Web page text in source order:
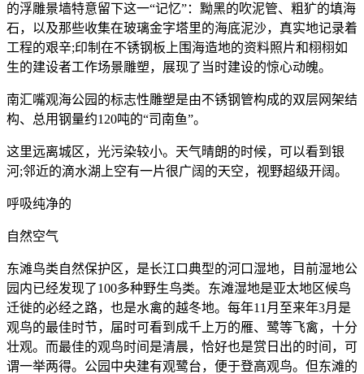
的浮雕景墙特意留下这一“记忆”：黝黑的吹泥管、粗犷的填海
石，以及那些收集在玻璃金字塔里的海底泥沙，真实地记录着
工程的艰辛;印制在不锈钢板上围海造地的资料照片和栩栩如
生的建设者工作场景雕塑，展现了当时建设的惊心动魄。
南汇嘴观海公园的标志性雕塑是由不锈钢管构成的双层网架结
构、总用钢量约120吨的“司南鱼”。
这里远离城区，光污染较小。天气晴朗的时候，可以看到银
河;邻近的滴水湖上空有一片很广阔的天空，视野超级开阔。
呼吸纯净的
自然空气
东滩鸟类自然保护区，是长江口典型的河口湿地，目前湿地公
园内已经发现了100多种野生鸟类。东滩湿地是亚太地区候鸟
迁徙的必经之路，也是水禽的越冬地。每年11月至来年3月是
观鸟的最佳时节，届时可看到成千上万的雁、鹭等飞禽，十分
壮观。而最佳的观鸟时间是清晨，恰好也是赏日出的时间，可
谓一举两得。公园中央建有观鹭台，便于登高观鸟。但东滩的